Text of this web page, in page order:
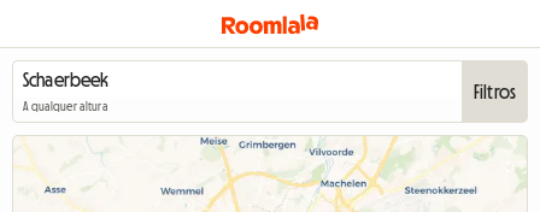
A qualquer altura
Filtros